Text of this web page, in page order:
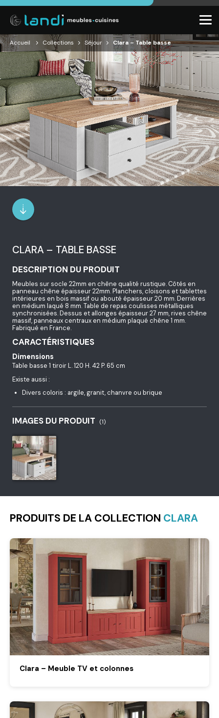
Accueil Collections Séjour Clara – Table basse
CLARA – TABLE BASSE
DESCRIPTION DU PRODUIT
Meubles sur socle 22mm en chêne qualité rustique. Côtés en
panneau chêne épaisseur 22mm. Planchers, cloisons et tablettes
intérieures en bois massif ou abouté épaisseur 20 mm. Derrières
en médium laqué 8 mm. Table de repas coulisses métalliques
synchronisées. Dessus et allonges épaisseur 27 mm, rives chêne
massif, panneaux centraux en médium plaqué chêne 1 mm.
Fabriqué en France.
CARACTÉRISTIQUES
Dimensions
Table basse 1 tiroir L. 120 H. 42 P. 65 cm
Existe aussi :
Divers coloris : argile, granit, chanvre ou brique
IMAGES DU PRODUIT (1)
PRODUITS DE LA COLLECTION CLARA
Clara – Meuble TV et colonnes